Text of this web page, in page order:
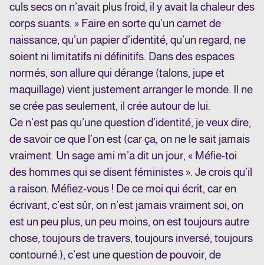
culs secs on n’avait plus froid, il y avait la chaleur des
corps suants. » Faire en sorte qu’un carnet de
naissance, qu’un papier d’identité, qu’un regard, ne
soient ni limitatifs ni définitifs. Dans des espaces
normés, son allure qui dérange (talons, jupe et
maquillage) vient justement arranger le monde. Il ne
se crée pas seulement, il crée autour de lui.
Ce n’est pas qu’une question d’identité, je veux dire,
de savoir ce que l’on est (car ça, on ne le sait jamais
vraiment. Un sage ami m’a dit un jour, « Méfie-toi
des hommes qui se disent féministes ». Je crois qu’il
a raison. Méfiez-vous ! De ce moi qui écrit, car en
écrivant, c’est sûr, on n’est jamais vraiment soi, on
est un peu plus, un peu moins, on est toujours autre
chose, toujours de travers, toujours inversé, toujours
contourné.), c’est une question de pouvoir, de